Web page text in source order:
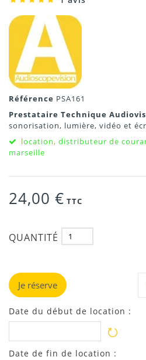
Référence PSA161
Prestataire Technique
sonorisation, lumière, vidéo et
location, distributeur de
marseille
24,00 € TTC
QUANTITÉ
Je réserve
Date du début de location :
Date de fin de location :